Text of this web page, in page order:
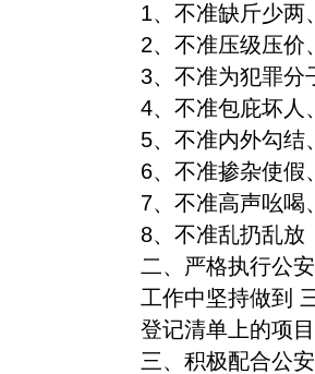
1、不准缺斤少两
2、不准压级压价
3、不准为犯罪分
4、不准包庇坏人
5、不准内外勾结
6、不准掺杂使假
7、不准高声吆喝
8、不准乱扔乱放
二、严格执行公
工作中坚持做到
登记清单上的项
三、积极配合公